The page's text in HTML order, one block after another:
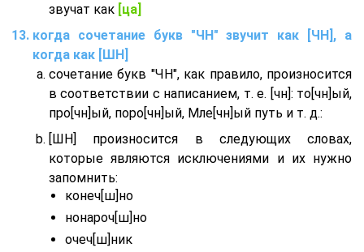
звучат как [ца]
когда сочетание букв "ЧН" звучит как [ЧН], а
когда как [ШН]
сочетание букв "ЧН", как правило, произносится
в соответствии с написанием, т. е. [чн]: то[чн]ый,
про[чн]ый, поро[чн]ый, Мле[чн]ый путь и т. д.:
[ШН] произносится в следующих словах,
которые являются исключениями и их нужно
запомнить:
конеч[ш]но
нонароч[ш]но
очеч[ш]ник